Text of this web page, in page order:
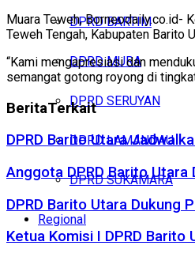
DPRD BARTIM
DPRD MURA
DPRD SERUYAN
DPRD LAMANDAU
DPRD SUKAMARA
Regional
Muara Teweh, Borneodaily.co.id-
Teweh Tengah, Kabupaten Barito
“Kami mengapresiasi dan
semangat gotong royong di
BeritaTerkait
DPRD Barito Utara
Anggota DPRD Barito
DPRD Barito Utara Dukung
Ketua Komisi I DPRD